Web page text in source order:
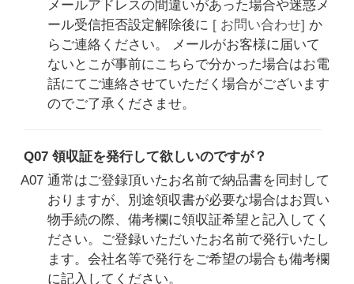
メールアドレスの間違いがあった場合や迷惑メ
ール受信拒否設定解除後に [ お問い合わせ] か
らご連絡ください。 メールがお客様に届いて
ないとこが事前にこちらで分かった場合はお電
話にてご連絡させていただく場合がございます
のでご了承くださませ。
Q07 領収証を発行して欲しいのですが？
A07 通常はご登録頂いたお名前で納品書を同封して
おりますが、別途領収書が必要な場合はお買い
物手続の際、備考欄に領収証希望と記入してく
ださい。ご登録いただいたお名前で発行いたし
ます。会社名等で発行をご希望の場合も備考欄
に記入してください。